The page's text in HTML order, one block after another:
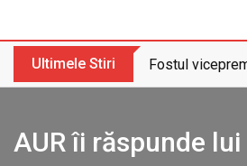
Ultimele Stiri Fostul
AUR îi răspunde